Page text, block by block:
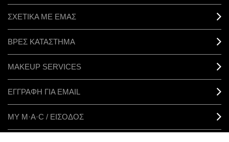
ΣΧΕΤΙΚΑ ΜΕ ΕΜΑΣ
ΒΡΕΣ ΚΑΤΑΣΤΗΜΑ
MAKEUP SERVICES
ΕΓΓΡΑΦΗ ΓΙΑ EMAIL
ΜΥ M·A·C / ΕΙΣΟΔΟΣ